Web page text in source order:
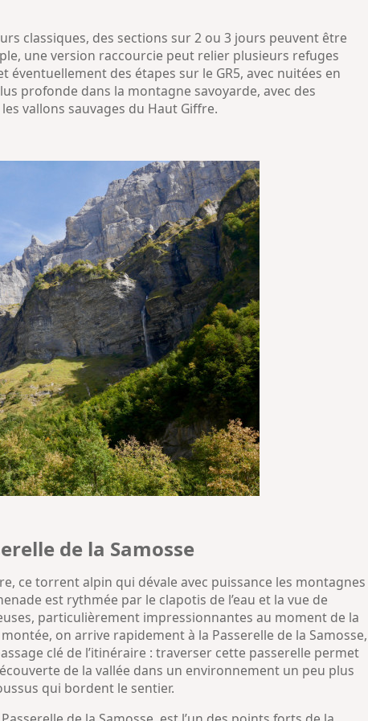
classiques, des sections sur 2 ou 3 jours peuvent être
une version raccourcie peut relier plusieurs refuges
des étapes sur le GR5, avec nuitées en
profonde dans la montagne savoyarde, avec des
vallons sauvages du Haut Giffre.
de la Samosse
ce torrent alpin qui dévale avec puissance les montagnes
est rythmée par le clapotis de l’eau et la vue de
particulièrement impressionnantes au moment de la
on arrive rapidement à la Passerelle de la Samosse,
clé de l’itinéraire : traverser cette passerelle permet
de la vallée dans un environnement un peu plus
qui bordent le sentier.